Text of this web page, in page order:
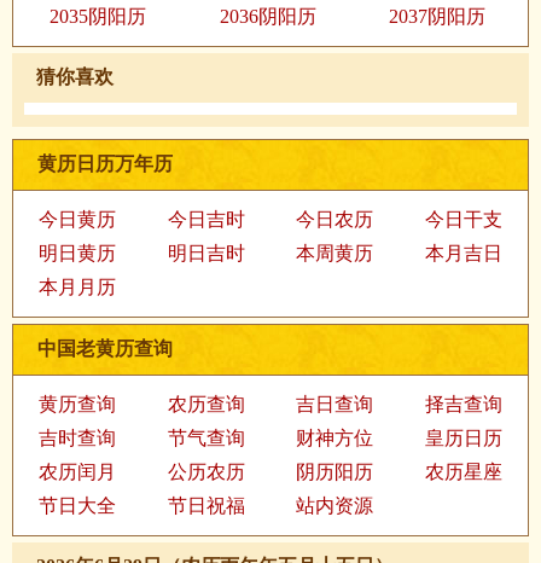
2035阴阳历
2036阴阳历 2037阴阳历
猜你喜欢
黄历日历万年历
今日黄历 今日吉时 今日农历
今日干支
明日黄历
明日吉时 本周黄历
本月吉日
本月月历
中国老黄历查询
黄历查询 农历查询 吉日查询
择吉查询
吉时查询
节气查询 财神方位
皇历日历
农历闰月
公历农历 阴历阳历
农历星座
节日大全
节日祝福 站内资源